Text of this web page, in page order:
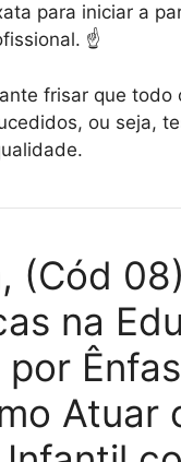
para iniciar a
☝️
frisar que todo
ou seja,
(Cód
na
Atuar